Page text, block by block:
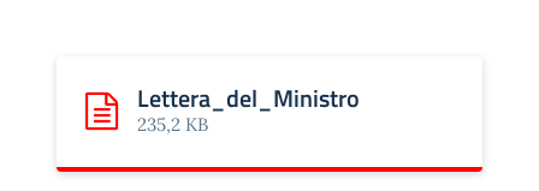
Scarica: Lettera_del_Ministro
Lettera_del_Ministro
235,2 KB